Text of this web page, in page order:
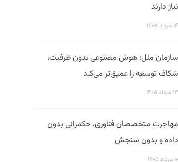
نیاز دارند
۱۴ مرداد ۱۴۰۵
سازمان ملل: هوش مصنوعی بدون ظرفیت،
شکاف توسعه را عمیق‌تر می‌کند
۱۳ مرداد ۱۴۰۵
مهاجرت متخصصان فناوری، حکمرانی بدون
داده و بدون سنجش
۱۰ مرداد ۱۴۰۵